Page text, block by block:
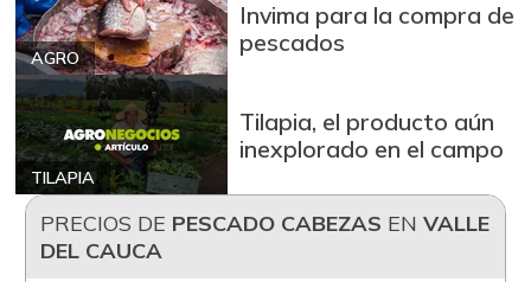
AGRO
Invima para la compra de
pescados
TILAPIA
Tilapia, el producto aún
inexplorado en el campo
PRECIOS DE PESCADO CABEZAS EN VALLE
DEL CAUCA